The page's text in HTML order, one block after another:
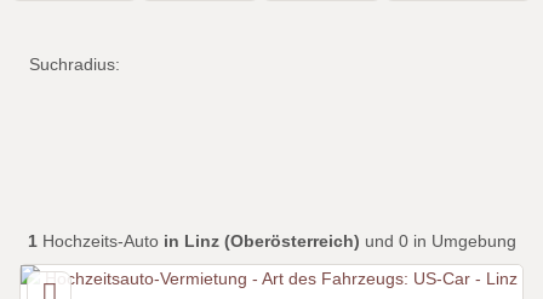
Suchradius:
1Hochzeits-Auto in Linz (Oberösterreich) und 0 in Umgebung